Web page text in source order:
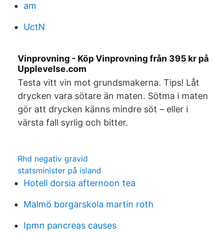
am
UctN
Vinprovning - Köp Vinprovning från 395 kr på
Upplevelse.com
Testa vitt vin mot grundsmakerna. Tips! Låt
drycken vara sötare än maten. Sötma i maten
gör att drycken känns mindre söt – eller i
värsta fall syrlig och bitter.
Rhd negativ gravid
statsminister på island
Hotell dorsia afternoon tea
Malmö borgarskola martin roth
Ipmn pancreas causes